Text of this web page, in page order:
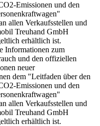
Emissionen und den
allen Verkaufsstellen und
Treuhand GmbH
erhältlich ist.
Informationen zum
und den offiziellen
neuer
dem "Leitfaden über den
Emissionen und den
allen Verkaufsstellen und
Treuhand GmbH
erhältlich ist.